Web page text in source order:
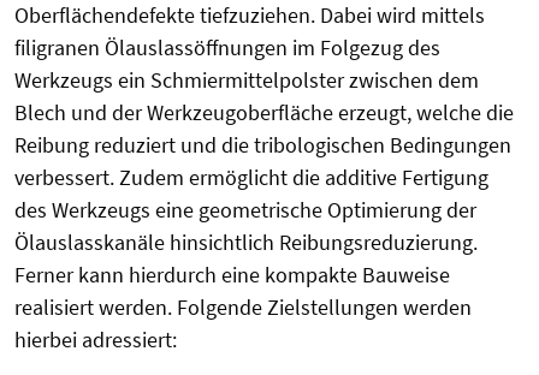
Oberflächendefekte tiefzuziehen. Dabei wird mittels
filigranen Ölauslassöffnungen im Folgezug des
Werkzeugs ein Schmiermittelpolster zwischen dem
Blech und der Werkzeugoberfläche erzeugt, welche die
Reibung reduziert und die tribologischen Bedingungen
verbessert. Zudem ermöglicht die additive Fertigung
des Werkzeugs eine geometrische Optimierung der
Ölauslasskanäle hinsichtlich Reibungsreduzierung.
Ferner kann hierdurch eine kompakte Bauweise
realisiert werden. Folgende Zielstellungen werden
hierbei adressiert: